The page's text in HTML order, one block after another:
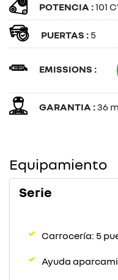
POTENCIA :101
PUERTAS : 5
EMISSIONS :
GARANTIA :36
Equipamiento
Serie
Carrocería: 5
Ayuda